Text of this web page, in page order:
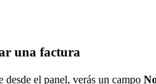
una factura
el panel, verás un campo